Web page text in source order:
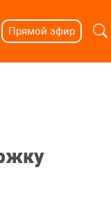
Прямой эфир